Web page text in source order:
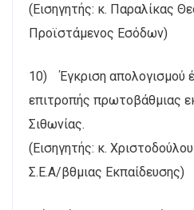
(Εισηγητής: κ. Παραλίκας
Προϊστάμενος Εσόδων)
10) Έγκριση απολογισμού
επιτροπής πρωτοβάθμιας
Σιθωνίας.
(Εισηγητής: κ.
Σ.Ε.Α/βθμιας Εκπαίδευσης)